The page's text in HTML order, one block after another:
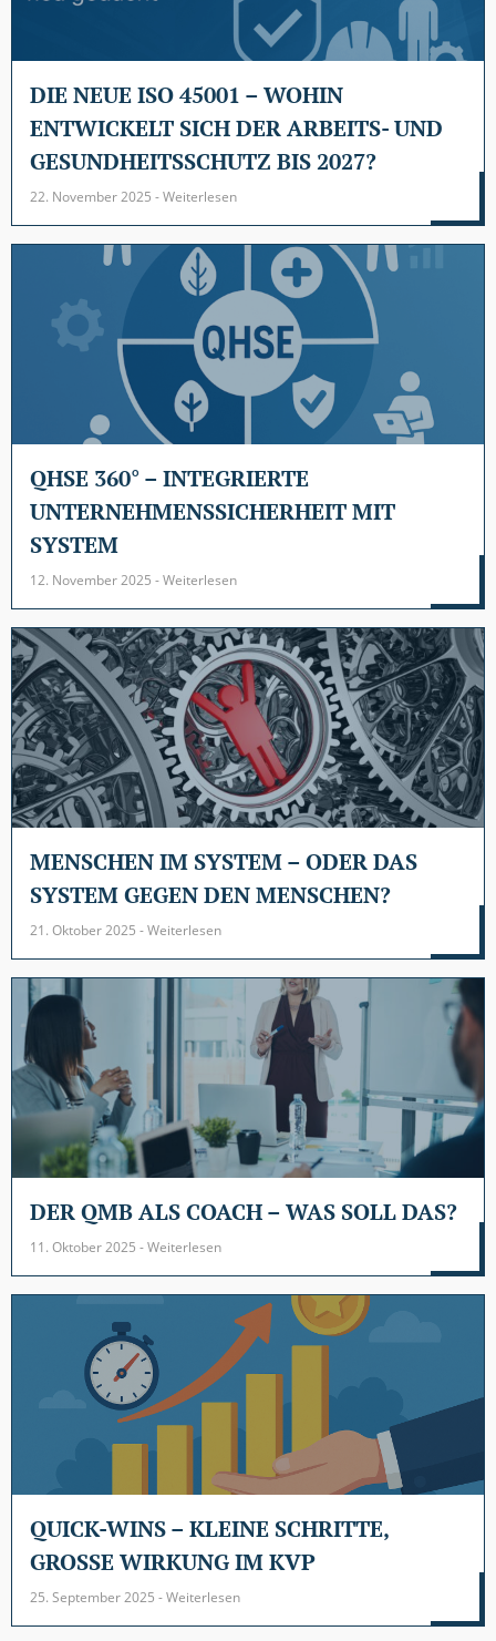
DIE NEUE ISO 45001 – WOHIN
ENTWICKELT SICH DER ARBEITS- UND
GESUNDHEITSSCHUTZ BIS 2027?
22. November 2025 - Weiterlesen
QHSE 360° – INTEGRIERTE
UNTERNEHMENSSICHERHEIT MIT
SYSTEM
12. November 2025 - Weiterlesen
MENSCHEN IM SYSTEM – ODER DAS
SYSTEM GEGEN DEN MENSCHEN?
21. Oktober 2025 - Weiterlesen
DER QMB ALS COACH – WAS SOLL DAS?
11. Oktober 2025 - Weiterlesen
QUICK-WINS – KLEINE SCHRITTE,
GROSSE WIRKUNG IM KVP
25. September 2025 - Weiterlesen